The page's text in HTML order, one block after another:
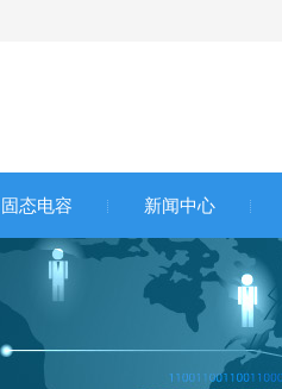
固态电容 新闻中心